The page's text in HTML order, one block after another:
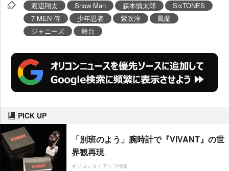
渡辺翔太 Snow Man 森本慎太郎
SixTONES
7 MEN 侍
少年忍者 紫吹淳
鳳蘭
ジャニーズ
舞台
PICK UP
「別班のよう」腕時計で『VIVANT』の世
界観再現
オリコンタイアップ特集